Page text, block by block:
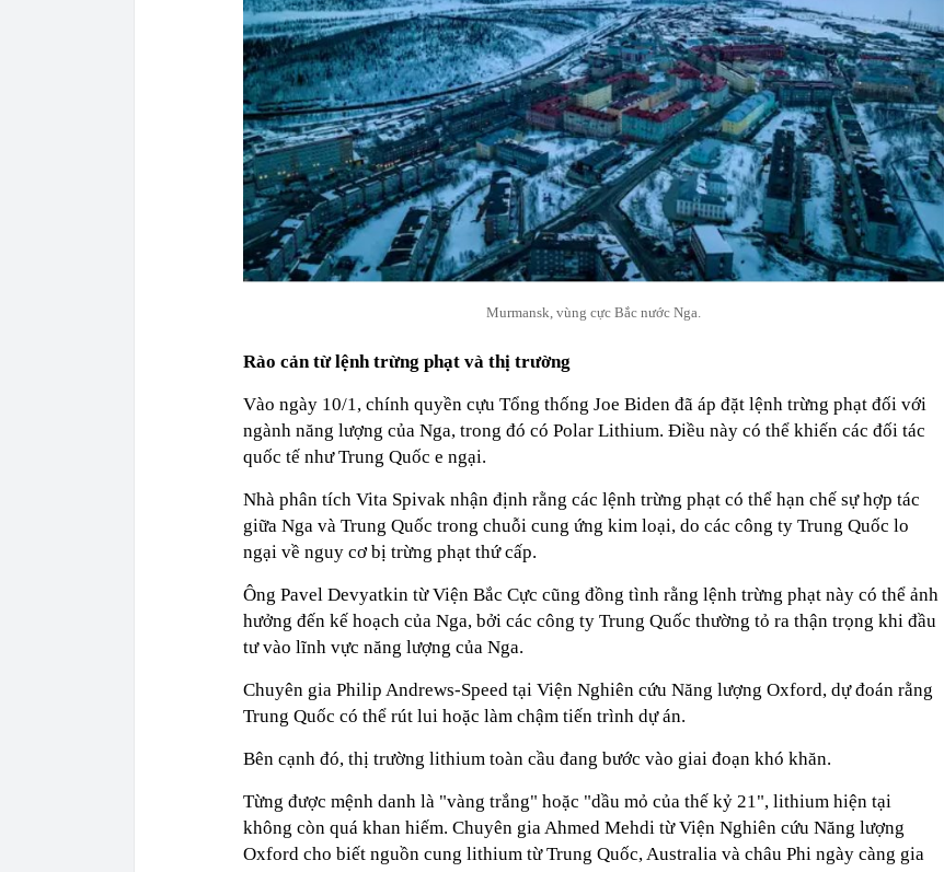
Murmansk, vùng cực Bắc nước Nga.
Rào cản từ lệnh trừng phạt và thị trường
Vào ngày 10/1, chính quyền cựu Tổng thống Joe Biden đã áp đặt lệnh trừng phạt đối với
ngành năng lượng của Nga, trong đó có Polar Lithium. Điều này có thể khiến các đối tác
quốc tế như Trung Quốc e ngại.
Nhà phân tích Vita Spivak nhận định rằng các lệnh trừng phạt có thể hạn chế sự hợp tác
giữa Nga và Trung Quốc trong chuỗi cung ứng kim loại, do các công ty Trung Quốc lo
ngại về nguy cơ bị trừng phạt thứ cấp.
Ông Pavel Devyatkin từ Viện Bắc Cực cũng đồng tình rằng lệnh trừng phạt này có thể ảnh
hưởng đến kế hoạch của Nga, bởi các công ty Trung Quốc thường tỏ ra thận trọng khi đầu
tư vào lĩnh vực năng lượng của Nga.
Chuyên gia Philip Andrews-Speed tại Viện Nghiên cứu Năng lượng Oxford, dự đoán rằng
Trung Quốc có thể rút lui hoặc làm chậm tiến trình dự án.
Bên cạnh đó, thị trường lithium toàn cầu đang bước vào giai đoạn khó khăn.
Từng được mệnh danh là "vàng trắng" hoặc "dầu mỏ của thế kỷ 21", lithium hiện tại
không còn quá khan hiếm. Chuyên gia Ahmed Mehdi từ Viện Nghiên cứu Năng lượng
Oxford cho biết nguồn cung lithium từ Trung Quốc, Australia và châu Phi ngày càng gia